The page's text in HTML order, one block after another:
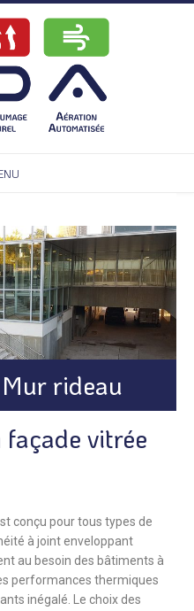
rideau
façade vitrée
conçu pour tous types de
à joint enveloppant
au besoin des bâtiments à
performances thermiques
inégalé. Le choix des